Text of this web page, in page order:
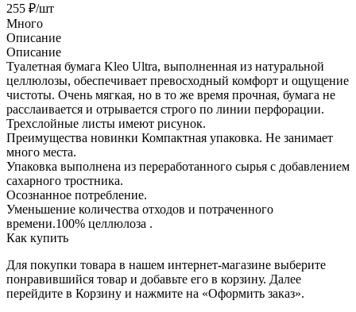
255 ₽/шт
Много
Описание
Описание
Туалетная бумага Kleo Ultra, выполненная из натуральной
целлюлозы, обеспечивает превосходный комфорт и ощущение
чистоты. Очень мягкая, но в то же время прочная, бумага не
расслаивается и отрывается строго по линии перфорации.
Трехслойные листы имеют рисунок.
Преимущества новинки Компактная упаковка. Не занимает
много места.
Упаковка выполнена из переработанного сырья с добавлением
сахарного тростника.
Осознанное потребление.
Уменьшение количества отходов и потраченного
времени.100% целлюлоза .
Как купить
Для покупки товара в нашем интернет-магазине выберите
понравившийся товар и добавьте его в корзину. Далее
перейдите в Корзину и нажмите на «Оформить заказ».